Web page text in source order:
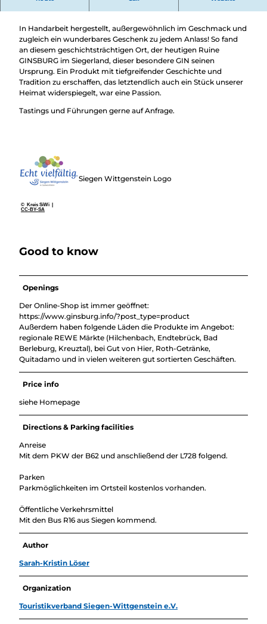
Der GINsburg GIN - Ein Stück Heimat
In Handarbeit hergestellt, außergewöhnlich im Geschmack und
zugleich ein wunderbares Geschenk zu jedem Anlass! So fand
an diesem geschichtsträchtigen Ort, der heutigen Ruine
GINSBURG im Siegerland, dieser besondere GIN seinen
Ursprung. Ein Produkt mit tiefgreifender Geschichte und
Tradition zu erschaffen, das letztendlich auch ein Stück unserer
Heimat widerspiegelt, war eine Passion.
Tastings und Führungen gerne auf Anfrage.
© Kreis SiWi |
CC-BY-SA
Siegen Wittgenstein Logo
Good to know
Openings
Der Online-Shop ist immer geöffnet:
https://www.ginsburg.info/?post_type=product
Außerdem haben folgende Läden die Produkte im Angebot:
regionale REWE Märkte (Hilchenbach, Endtebrück, Bad
Berleburg, Kreuztal), bei Gut von Hier, Roth-Getränke,
Quitadamo und in vielen weiteren gut sortierten Geschäften.
Price info
siehe Homepage
Directions & Parking facilities
Anreise
Mit dem PKW der B62 und anschließend der L728 folgend.
Parken
Parkmöglichkeiten im Ortsteil kostenlos vorhanden.
Öffentliche Verkehrsmittel
Mit den Bus R16 aus Siegen kommend.
Author
Sarah-Kristin Löser
Organization
Touristikverband Siegen-Wittgenstein e.V.